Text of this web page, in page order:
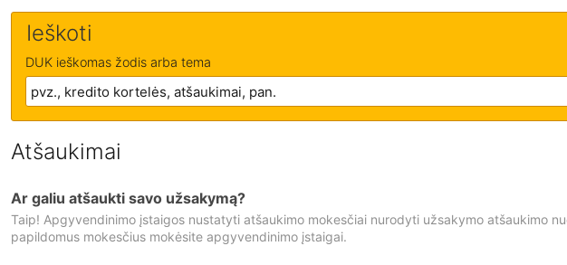
Ieškoti
DUK ieškomas žodis arba tema
Atšaukimai
Ar galiu atšaukti savo užsakymą?
Taip! Apgyvendinimo įstaigos nustatyti atšaukimo mokesčiai nurodyti užsakymo atšaukimo
papildomus mokesčius mokėsite apgyvendinimo įstaigai.